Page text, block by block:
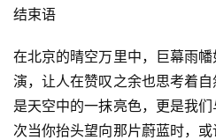
结束语
在北京的晴空万里中，巨幕雨
演，让人在赞叹之余也思考着
是天空中的一抹亮色，更是我
次当你抬头望向那片蔚蓝时，